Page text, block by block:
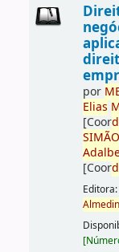
por
Elias
[Coor
SIMÃO
[Coor
Editora:
[